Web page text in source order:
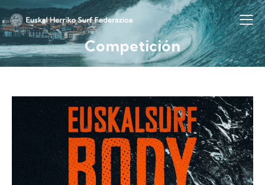
Competición